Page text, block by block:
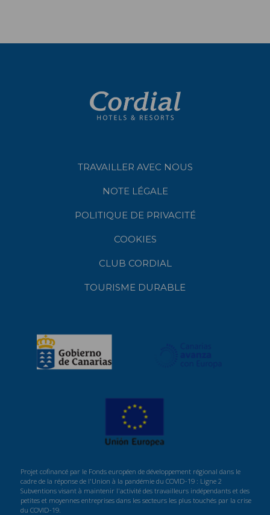
TRAVAILLER AVEC NOUS
NOTE LÉGALE
POLITIQUE DE PRIVACITÉ
COOKIES
CLUB CORDIAL
TOURISME DURABLE
Projet cofinancé par le Fonds européen de développement régional dans le
cadre de la réponse de l'Union à la pandémie du COVID-19 : Ligne 2
Subventions visant à maintenir l'activité des travailleurs indépendants et des
petites et moyennes entreprises dans les secteurs les plus touchés par la crise
du COVID-19.